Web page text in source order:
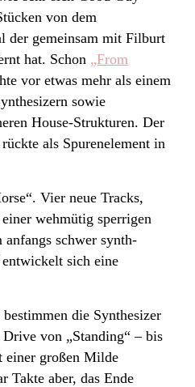
von dem
der gemeinsam mit Filburt
hat. Schon „From
vor etwas mehr als einem
sowie
House-Strukturen. Der
als Spurenelement in
Vier neue Tracks,
wehmütig sperrigen
schwer synth-
entwickelt sich eine
die Synthesizer
von „Standing“ – bis
einer großen Milde
Takte aber, das Ende